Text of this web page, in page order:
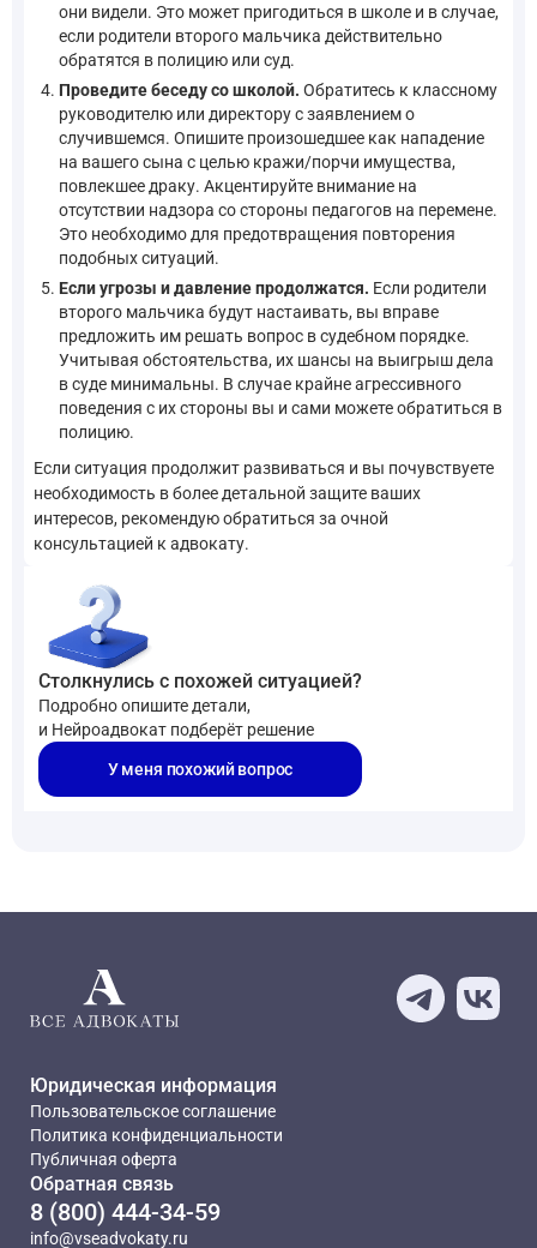
они видели. Это может пригодиться в школе и в случае,
если родители второго мальчика действительно
обратятся в полицию или суд.
Проведите беседу со школой. Обратитесь к классному
руководителю или директору с заявлением о
случившемся. Опишите произошедшее как нападение
на вашего сына с целью кражи/порчи имущества,
повлекшее драку. Акцентируйте внимание на
отсутствии надзора со стороны педагогов на перемене.
Это необходимо для предотвращения повторения
подобных ситуаций.
Если угрозы и давление продолжатся. Если родители
второго мальчика будут настаивать, вы вправе
предложить им решать вопрос в судебном порядке.
Учитывая обстоятельства, их шансы на выигрыш дела
в суде минимальны. В случае крайне агрессивного
поведения с их стороны вы и сами можете обратиться в
полицию.
Если ситуация продолжит развиваться и вы почувствуете
необходимость в более детальной защите ваших
интересов, рекомендую обратиться за очной
консультацией к адвокату.
Столкнулись с похожей ситуацией?
Подробно опишите детали,
и Нейроадвокат подберёт решение
У меня похожий вопрос
Юридическая информация
Пользовательское соглашение
Политика конфиденциальности
Публичная оферта
Обратная связь
8 (800) 444-34-59
info@vseadvokaty.ru